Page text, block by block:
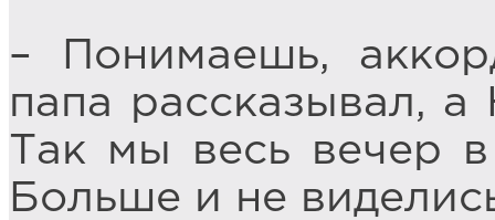
– Понимаешь,
папа рассказывал, а
Так мы весь вечер
Больше и не